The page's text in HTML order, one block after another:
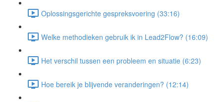
Oplossingsgerichte gespreksvoering (33:16)
Welke methodieken gebruik ik in Lead2Flow? (16:09)
Het verschil tussen een probleem en situatie (6:23)
Hoe bereik je blijvende veranderingen? (12:14)